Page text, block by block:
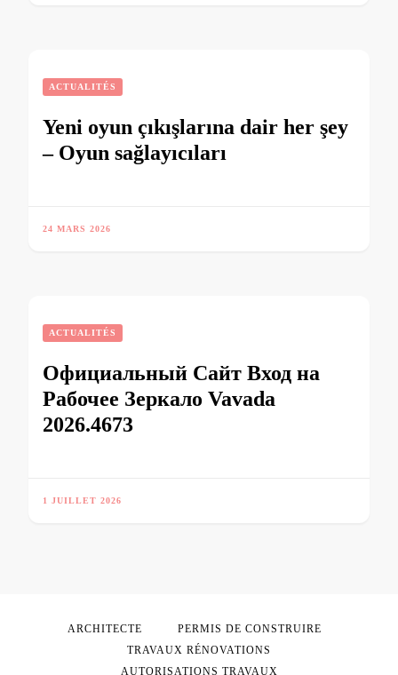
ACTUALITÉS
Yeni oyun çıkışlarına dair her şey
‒ Oyun sağlayıcıları
24 MARS 2026
ACTUALITÉS
Официальный Сайт Вход на
Рабочее Зеркало Vavada
2026.4673
1 JUILLET 2026
ARCHITECTE
PERMIS DE CONSTRUIRE
TRAVAUX RÉNOVATIONS
AUTORISATIONS TRAVAUX